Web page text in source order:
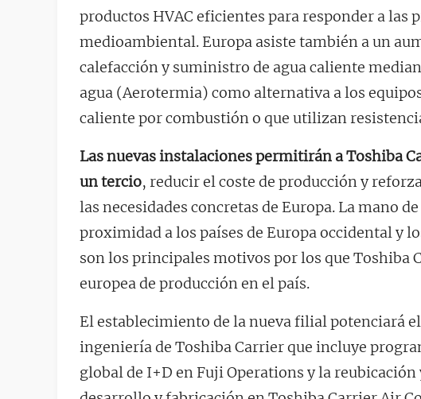
productos HVAC eficientes para responder a las
medioambiental. Europa asiste también a un
calefacción y suministro de agua caliente
agua (Aerotermia) como alternativa a los
caliente por combustión o que utilizan
Las nuevas instalaciones permitirán a Toshiba
un tercio, reducir el coste de producción y
las necesidades concretas de Europa. La mano
proximidad a los países de Europa occidental y
son los principales motivos por los que Toshiba
europea de producción en el país.
El establecimiento de la nueva filial potenciará
ingeniería de Toshiba Carrier que incluye
global de I+D en Fuji Operations y la